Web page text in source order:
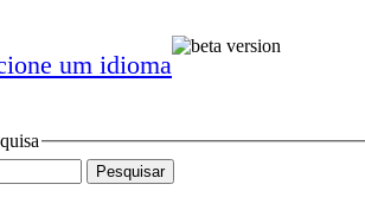
um idioma